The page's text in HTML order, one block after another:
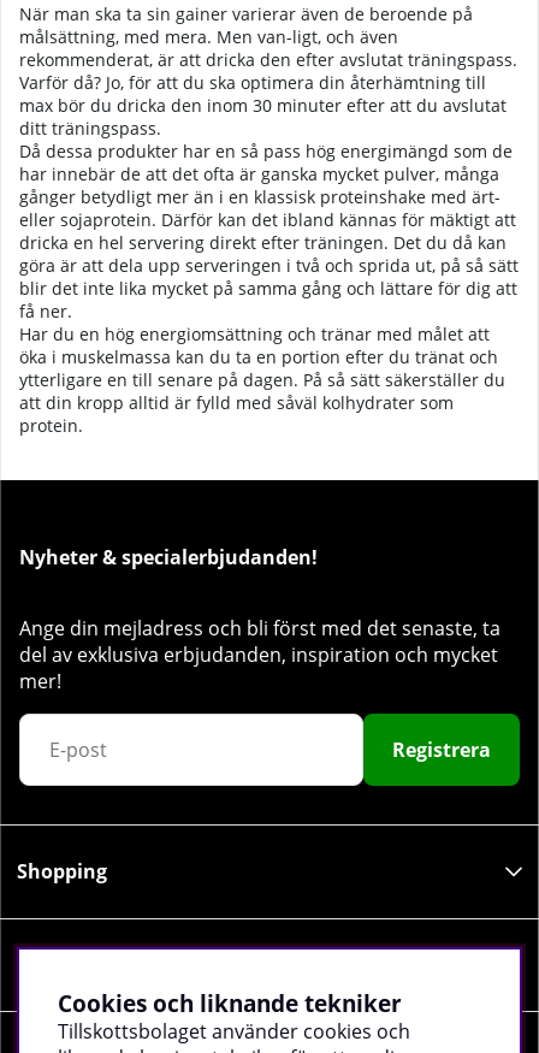
När man ska ta sin gainer varierar även de beroende på
målsättning, med mera. Men van-ligt, och även
rekommenderat, är att dricka den efter avslutat träningspass.
Varför då? Jo, för att du ska optimera din återhämtning till
max bör du dricka den inom 30 minuter efter att du avslutat
ditt träningspass.
Då dessa produkter har en så pass hög energimängd som de
har innebär de att det ofta är ganska mycket pulver, många
gånger betydligt mer än i en klassisk proteinshake med ärt-
eller sojaprotein. Därför kan det ibland kännas för mäktigt att
dricka en hel servering direkt efter träningen. Det du då kan
göra är att dela upp serveringen i två och sprida ut, på så sätt
blir det inte lika mycket på samma gång och lättare för dig att
få ner.
Har du en hög energiomsättning och tränar med målet att
öka i muskelmassa kan du ta en portion efter du tränat och
ytterligare en till senare på dagen. På så sätt säkerställer du
att din kropp alltid är fylld med såväl kolhydrater som
protein.
Nyheter & specialerbjudanden!
Ange din mejladress och bli först med det senaste, ta
del av exklusiva erbjudanden, inspiration och mycket
mer!
Registrera
Shopping
Cookies och liknande tekniker
Tillskottsbolaget använder cookies och